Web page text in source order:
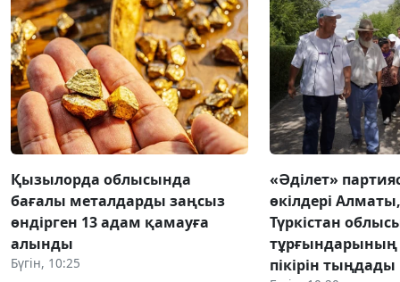
Қызылорда облысында
бағалы металдарды заңсыз
өндірген 13 адам қамауға
алынды
Бүгін, 10:25
«Әділет»
өкілдері
Түркістан
тұрғындарының
пікірін тыңдады